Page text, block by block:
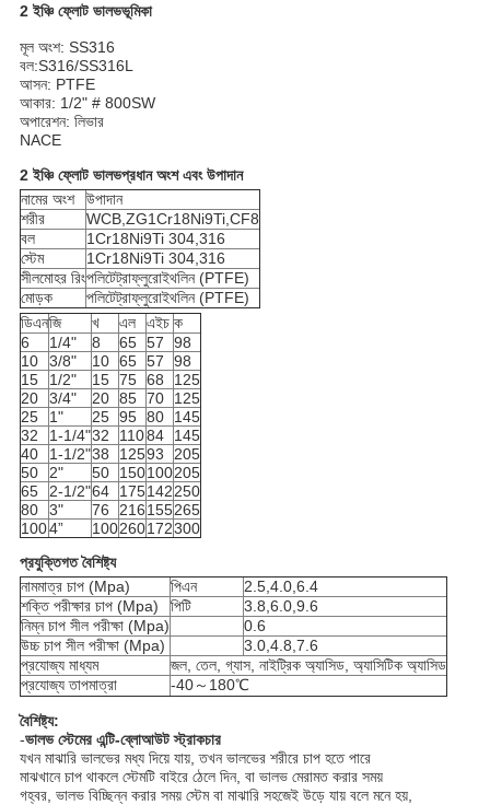
2 ইঞ্চি ফ্লোট ভালভভূমিকা
মূল অংশ: SS316
বল:S316/SS316L
আসন: PTFE
আকার: 1/2" # 800SW
অপারেশন: লিভার
NACE
2 ইঞ্চি ফ্লোট ভালভপ্রধান অংশ এবং উপাদান
নামের অংশ
উপাদান
শরীর
WCB,ZG1Cr18Ni9Ti,CF8
বল
1Cr18Ni9Ti 304,316
স্টেম
1Cr18Ni9Ti 304,316
সীলমোহর রিংপলিটেট্রাফ্লুরোইথলিন (PTFE)
মোড়ক
পলিটেট্রাফ্লুরোইথলিন (PTFE)
ডিএনজি খ এল এইচ ক
6
1/4" 8 65 57
98
10
3/8" 10 65 57
98
15
1/2" 15 75 68
125
20
3/4" 20 85 70
125
25
1" 25 95 80
145
32
1-1/4"32 11084
145
40
1-1/2"38 12593
205
50
2" 50 150100205
65
2-1/2"64 175142250
80
3" 76 216155265
1004” 100260172300
প্রযুক্তিগত বৈশিষ্ট্য
নামমাত্র চাপ (Mpa)
পিএন
2.5,4.0,6.4
শক্তি পরীক্ষার চাপ (Mpa)
পিটি
3.8,6.0,9.6
নিম্ন চাপ সীল পরীক্ষা (Mpa)
0.6
উচ্চ চাপ সীল পরীক্ষা (Mpa)
3.0,4.8,7.6
প্রযোজ্য মাধ্যম
জল, তেল, গ্যাস, নাইট্রিক অ্যাসিড, অ্যাসিটিক অ্যাসিড
প্রযোজ্য তাপমাত্রা
-40～180℃
বৈশিষ্ট্য:
-ভালভ স্টেমের এন্টি-ব্লোআউট স্ট্রাকচার
যখন মাঝারি ভালভের মধ্য দিয়ে যায়, তখন ভালভের শরীরে চাপ হতে পারে
মাঝখানে চাপ থাকলে স্টেমটি বাইরে ঠেলে দিন, বা ভালভ মেরামত করার সময়
গহ্বর, ভালভ বিচ্ছিন্ন করার সময় স্টেম বা মাঝারি সহজেই উড়ে যায় বলে মনে হয়,